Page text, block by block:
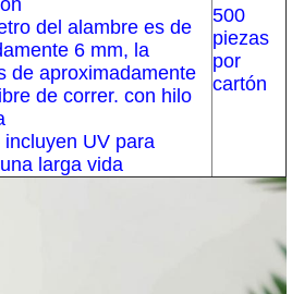
del alambre es de
6 mm, la
de aproximadamente
de correr. con hilo
UV para
larga vida
500
piezas
por
cartón